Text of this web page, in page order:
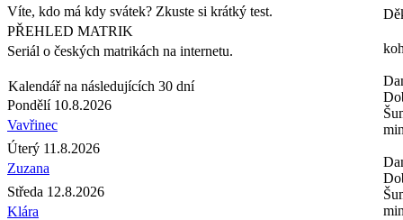
Víte, kdo má kdy svátek? Zkuste si krátký test.
PŘEHLED MATRIK
Seriál o českých matrikách na internetu.
Kalendář na následujících 30 dní
Pondělí 10.8.2026
Vavřinec
Úterý 11.8.2026
Zuzana
Středa 12.8.2026
Klára